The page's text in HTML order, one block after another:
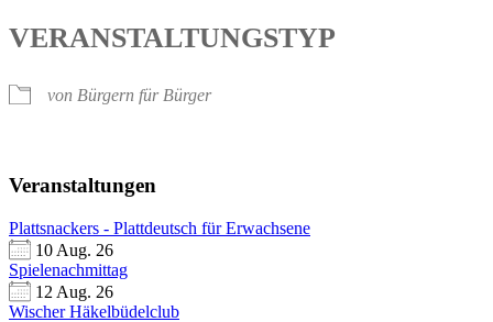
VERANSTALTUNGSTYP
von Bürgern für Bürger
Veranstaltungen
Plattsnackers - Plattdeutsch für Erwachsene
10 Aug. 26
Spielenachmittag
12 Aug. 26
Wischer Häkelbüdelclub